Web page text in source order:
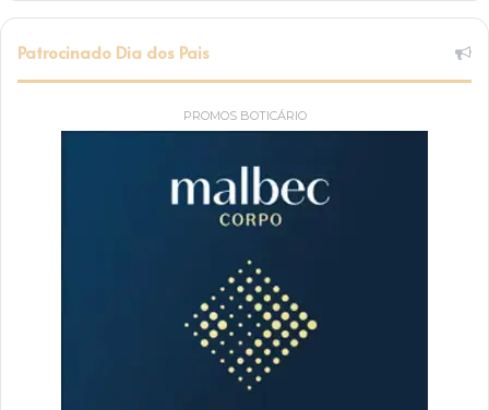
Patrocinado Dia dos Pais
PROMOS BOTICÁRIO